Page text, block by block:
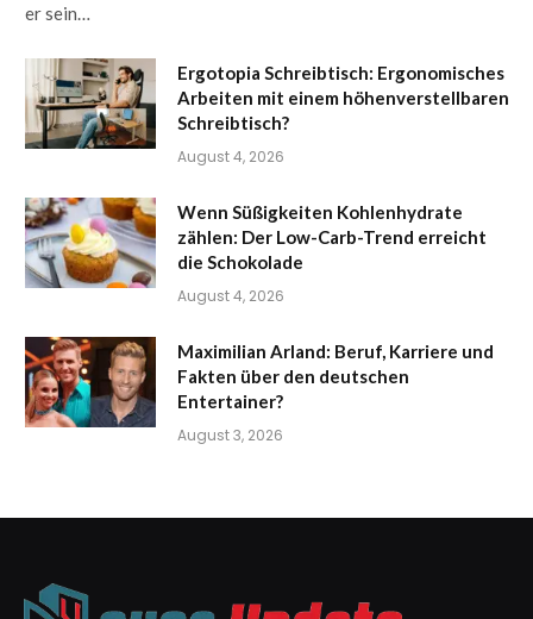
er sein…
Ergotopia Schreibtisch: Ergonomisches
Arbeiten mit einem höhenverstellbaren
Schreibtisch?
August 4, 2026
Wenn Süßigkeiten Kohlenhydrate
zählen: Der Low-Carb-Trend erreicht
die Schokolade
August 4, 2026
Maximilian Arland: Beruf, Karriere und
Fakten über den deutschen
Entertainer?
August 3, 2026